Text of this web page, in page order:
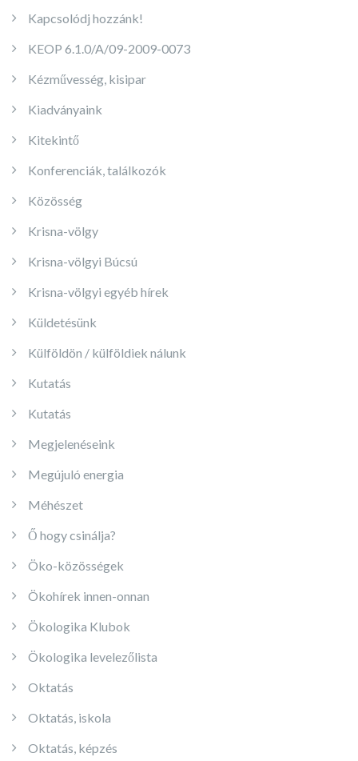
Kapcsolódj hozzánk!
KEOP 6.1.0/A/09-2009-0073
Kézművesség, kisipar
Kiadványaink
Kitekintő
Konferenciák, találkozók
Közösség
Krisna-völgy
Krisna-völgyi Búcsú
Krisna-völgyi egyéb hírek
Küldetésünk
Külföldön / külföldiek nálunk
Kutatás
Kutatás
Megjelenéseink
Megújuló energia
Méhészet
Ő hogy csinálja?
Öko-közösségek
Ökohírek innen-onnan
Ökologika Klubok
Ökologika levelezőlista
Oktatás
Oktatás, iskola
Oktatás, képzés